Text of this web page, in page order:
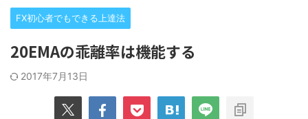
FX初心者でもできる上達法
20EMAの乖離率は機能する
2017年7月13日